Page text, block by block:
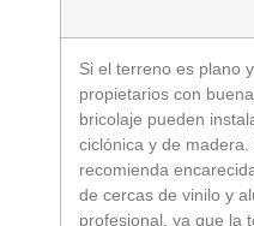
Si el terreno es plano
propietarios con
bricolaje pueden
ciclónica y de
recomienda
de cercas de vinilo y
profesional, ya que la